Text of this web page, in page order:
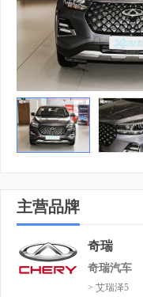
主营品牌
奇瑞
奇瑞汽车
> 艾瑞泽5